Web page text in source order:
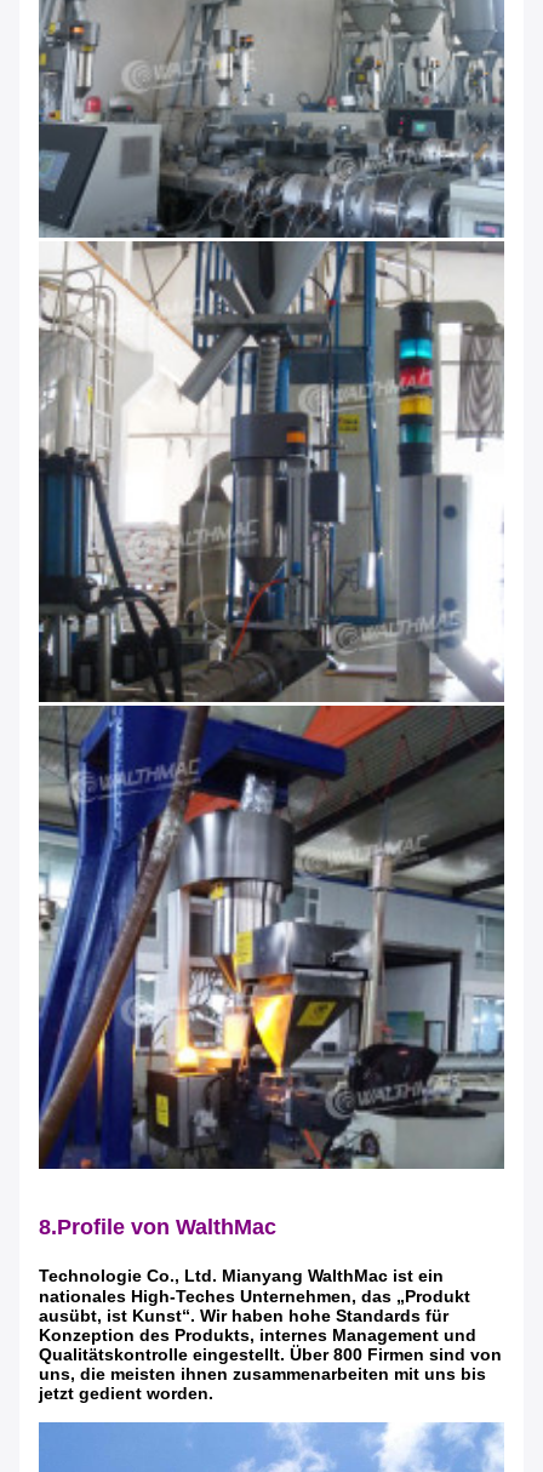
8.Profile von WalthMac
Technologie Co., Ltd. Mianyang WalthMac ist ein
nationales High-Teches Unternehmen, das „Produkt
ausübt, ist Kunst“. Wir haben hohe Standards für
Konzeption des Produkts, internes Management und
Qualitätskontrolle eingestellt. Über 800 Firmen sind von
uns, die meisten ihnen zusammenarbeiten mit uns bis
jetzt gedient worden.